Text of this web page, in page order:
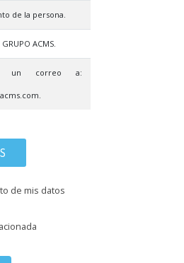
de la persona.
ACMS.
un correo a:
de mis datos